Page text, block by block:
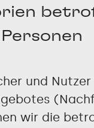
Personen
und Nutzer
wir die